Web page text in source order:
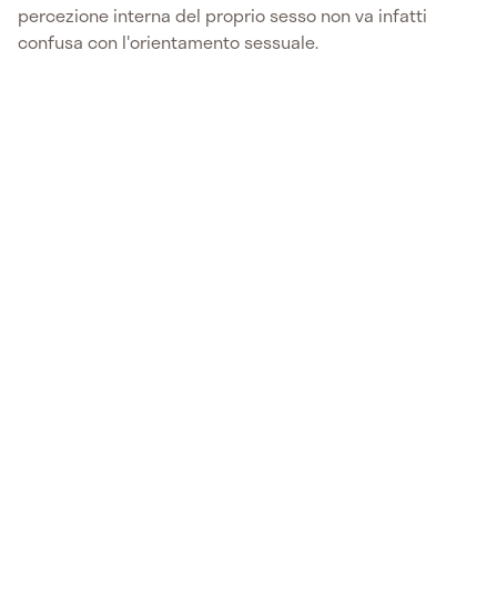
percezione interna del proprio sesso non va infatti
confusa con l'orientamento sessuale.